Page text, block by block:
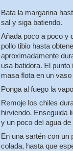
Bata la margarina
sal y siga batiendo.
Añada poco a poco y
pollo tibio hasta
aproximadamente
usa batidora. El
masa flota en un
Ponga al fuego la
Remoje los chiles
hirviendo. Enseguida
y un poco del agua
En una sartén con un
colada, hasta que